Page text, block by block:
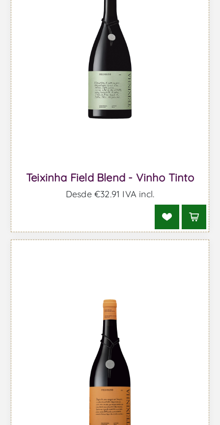
Teixinha Field Blend - Vinho Tinto
Desde €32,91 IVA incl.